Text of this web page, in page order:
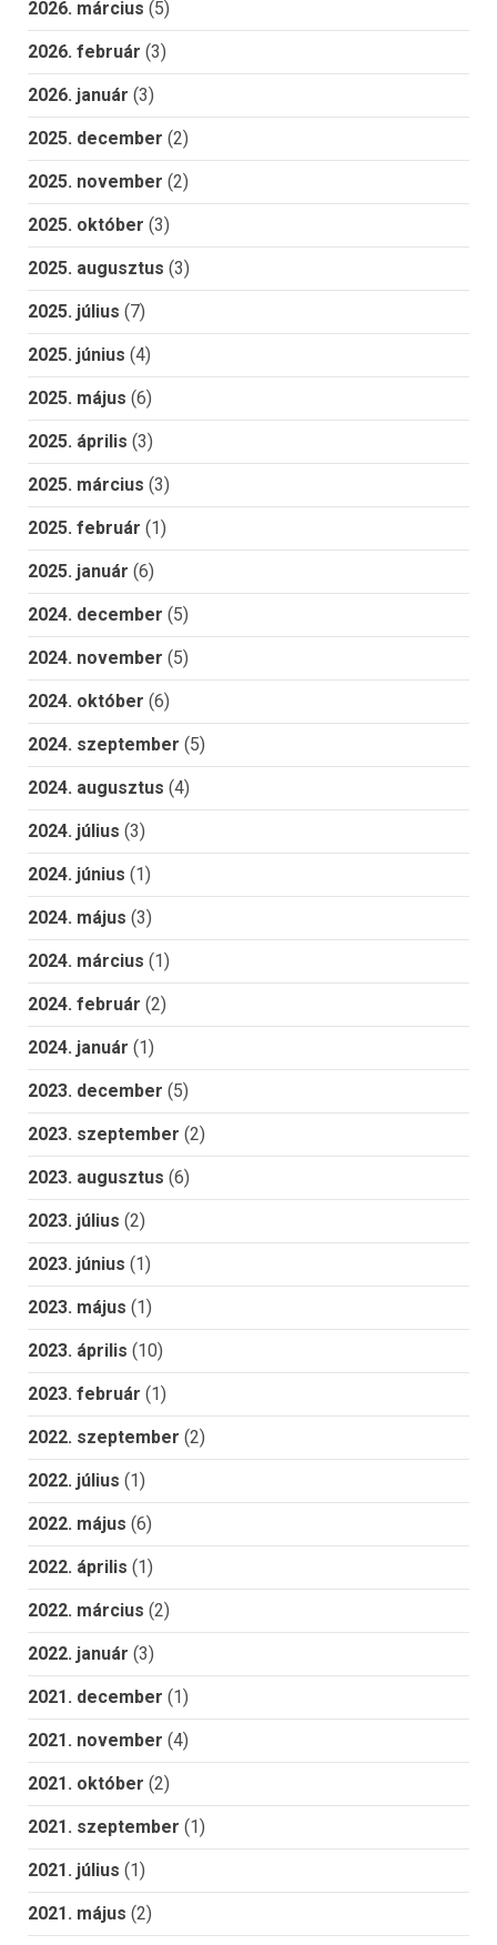
2026. március (5)
2026. február (3)
2026. január (3)
2025. december (2)
2025. november (2)
2025. október (3)
2025. augusztus (3)
2025. július (7)
2025. június (4)
2025. május (6)
2025. április (3)
2025. március (3)
2025. február (1)
2025. január (6)
2024. december (5)
2024. november (5)
2024. október (6)
2024. szeptember (5)
2024. augusztus (4)
2024. július (3)
2024. június (1)
2024. május (3)
2024. március (1)
2024. február (2)
2024. január (1)
2023. december (5)
2023. szeptember (2)
2023. augusztus (6)
2023. július (2)
2023. június (1)
2023. május (1)
2023. április (10)
2023. február (1)
2022. szeptember (2)
2022. július (1)
2022. május (6)
2022. április (1)
2022. március (2)
2022. január (3)
2021. december (1)
2021. november (4)
2021. október (2)
2021. szeptember (1)
2021. július (1)
2021. május (2)